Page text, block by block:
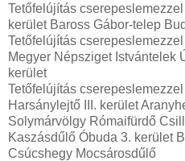
Tetőfelújítás
kerület Baross Gábor-telep
Tetőfelújítás
Megyer Népsziget Istvántelek
kerület
Tetőfelújítás
Harsánylejtő III. kerület
Solymárvölgy Rómaifürdő
Kaszásdűlő Óbuda 3. kerület
Csúcshegy Mocsárosdűlő